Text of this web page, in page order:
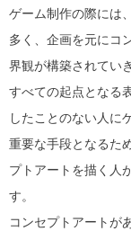
ゲーム制作の際には
多く、企画を元にコ
界観が構築されてい
すべての起点となる
したことのない人に
重要な手段となるた
プトアートを描く人
す。
コンセプトアートが